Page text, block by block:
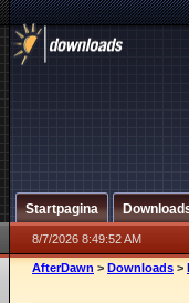
Startpagina
8/7/2026 8:49:52 AM
AfterDawn > Downloads >